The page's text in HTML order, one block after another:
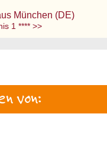
München (DE)
1 **** >>
von: